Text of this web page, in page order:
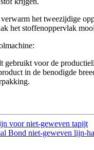
het tweezijdige
het stoffenoppervlak
gebruikt voor de
in de benodigde
voor niet-geweven tapijt
Bond niet-geweven lijn-